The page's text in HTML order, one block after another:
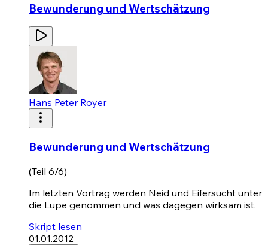
Bewunderung und Wertschätzung
Hans Peter Royer
Bewunderung und Wertschätzung
(Teil 6/6)
Im letzten Vortrag werden Neid und Eifersucht unter
die Lupe genommen und was dagegen wirksam ist.
Skript lesen
01.01.2012